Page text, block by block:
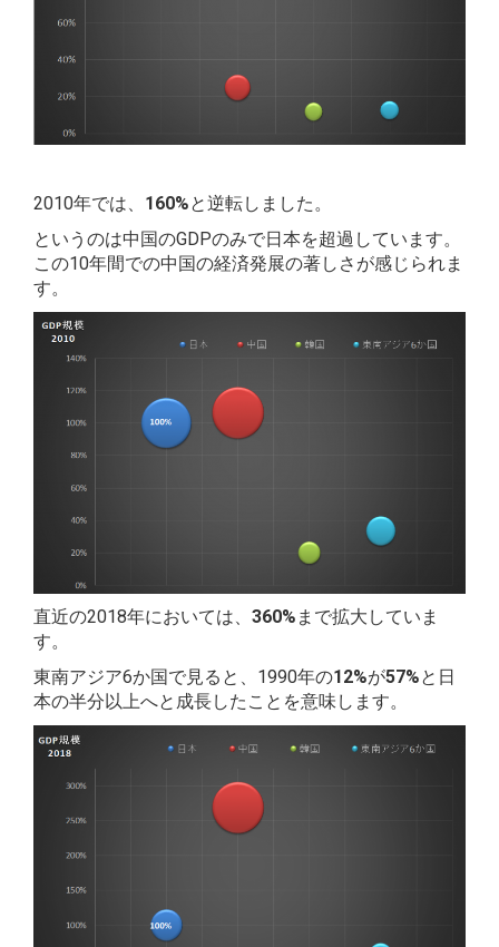
2010年では、 160%と逆転しました。
というのは中国のGDPのみで日本を超過しています。
この10年間での中国の経済発展の著しさが感じられま
す。
直近の2018年においては、 360% まで拡大していま
す。
東南アジア6か国で見ると、1990年の12%が57%と日
本の半分以上へと成長したことを意味します。